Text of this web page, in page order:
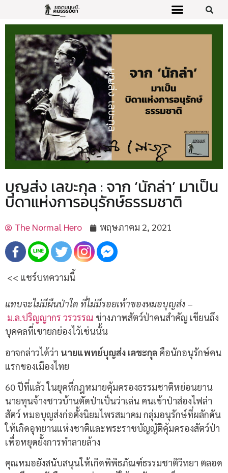
บุญส่ง เลขะกุล : จาก ‘นักล่า’ มาเป็น
บิดาแห่งการอนุรักษ์ธรรมชาติ
The Normal Hero พฤษภาคม 2, 2021
<< แชร์บทความนี้
แทบจะไม่มีผืนป่าใด ที่ไม่มีรอยเท้าของหมอบุญส่ง –
ม.ล.ปริญญากร วรวรรณ ช่างภาพสัตว์ป่าคนสำคัญ เขียนถึง
บุคคลที่เขายกย่องไว้เช่นนั้น
อาจกล่าวได้ว่า นายแพทย์บุญส่ง เลขะกุล คือนักอนุรักษ์คน
แรกของเมืองไทย
60 ปีที่แล้ว ในยุคที่กฎหมายคุ้มครองธรรมชาติหย่อนยาน
นายทุนจ้างชาวบ้านตัดป่าเป็นว่าเล่น คนเข้าป่าส่องไฟล่า
สัตว์ หมอบุญส่งก่อตั้งนิยมไพรสมาคม กลุ่มอนุรักษ์ที่ผลักดัน
ให้เกิดอุทยานแห่งชาติและพระราชบัญญัติคุ้มครองสัตว์ป่า
เพื่อหยุดยั้งการทำลายล้าง
คุณหมอยังสนับสนุนให้เกิดพิพิธภัณฑ์ธรรมชาติวิทยา ตลอด